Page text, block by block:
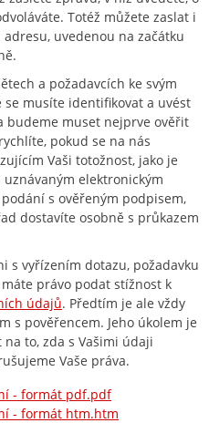
Totéž můžete zaslat i
uvedenou na začátku
a požadavcích ke svým
musíte identifikovat a uvést
budeme muset nejprve ověřit
pokud se na nás
Vaši totožnost, jako je
uznávaným elektronickým
s ověřeným podpisem,
dostavíte osobně s průkazem
s vyřízením dotazu, požadavku
právo podat stížnost k
údajů. Předtím je ale vždy
s pověřencem. Jeho úkolem je
to, zda s Vašimi údaji
Vaše práva.
- formát pdf.pdf
- formát htm.htm